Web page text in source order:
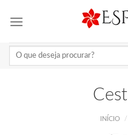
Pesquisar
INÍCIO /